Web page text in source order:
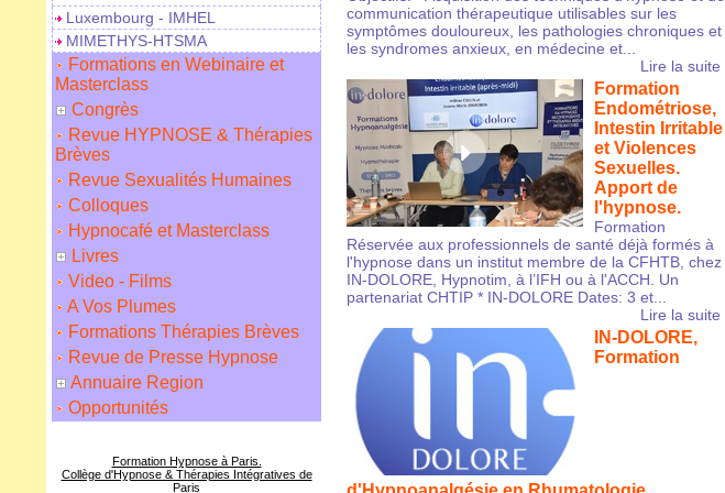
Luxembourg - IMHEL
MIMETHYS-HTSMA
Formations en Webinaire et
Masterclass
Congrès
Revue HYPNOSE & Thérapies
Brèves
Revue Sexualités Humaines
Colloques
Hypnocafé et Masterclass
Livres
Video - Films
A Vos Plumes
Formations Thérapies Brèves
Revue de Presse Hypnose
Annuaire Region
Opportunités
Formation Hypnose à Paris.
Collège d'Hypnose & Thérapies Intégratives de
Paris
communication thérapeutique utilisables sur les
symptômes douloureux, les pathologies chroniques et
les syndromes anxieux, en médecine et...
Lire la suite
Formation
Endométriose,
Intestin Irritable
et Violences
Sexuelles.
Apport de
l'hypnose.
Formation
Réservée aux professionnels de santé déjà formés à
l'hypnose dans un institut membre de la CFHTB, chez
IN-DOLORE, Hypnotim, à l’IFH ou à l'ACCH. Un
partenariat CHTIP * IN-DOLORE Dates: 3 et...
Lire la suite
IN-DOLORE,
Formation